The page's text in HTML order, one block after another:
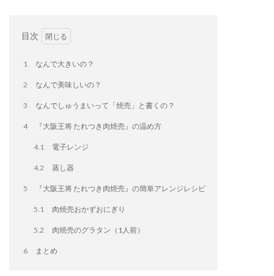
目次
1 なんで大きいの？
2 なんで美味しいの？
3 なんでしゅうまいって「焼売」と書くの？
4 『大阪王将 たれつき肉焼売』の温め方
4.1 電子レンジ
4.2 蒸し器
5 『大阪王将 たれつき肉焼売』の簡単アレンジレシピ
5.1 肉焼売おかずおにぎり
5.2 肉焼売のグラタン（1人前）
6 まとめ
Global menu
イートアンドの仕事
アレルギー
アレンジレシピ
国産
冷凍食品ジャーナリスト山本純子の『冷凍食品のはなし』
冷凍餃子
冷凍麺 品質管理
問い合わせ
回鍋肉
低糖質
ビビゴ
なにわ パーティー
パックご飯